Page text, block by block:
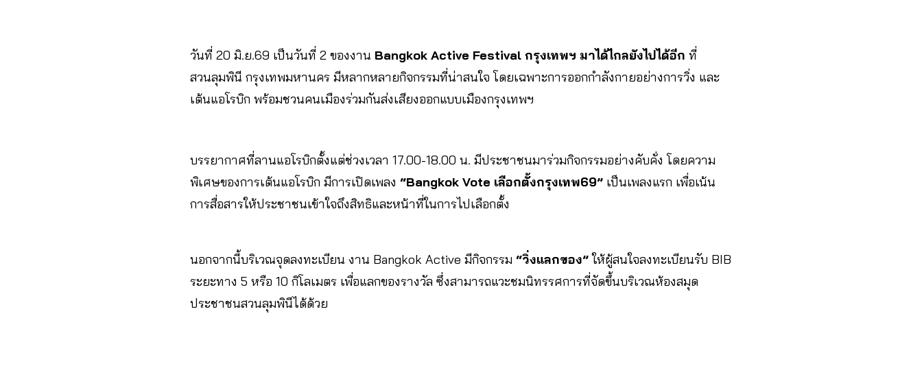
วันที่ 20 มิ.ย.69 เป็นวันที่ 2 ของงาน Bangkok Active Festival กรุงเทพฯ มาได้ไกลยังไปได้อีก ที่
สวนลุมพินี กรุงเทพมหานคร มีหลากหลายกิจกรรมที่น่าสนใจ โดยเฉพาะการออกกำลังกายอย่างการวิ่ง และ
เต้นแอโรบิก พร้อมชวนคนเมืองร่วมกันส่งเสียงออกแบบเมืองกรุงเทพฯ
บรรยากาศที่ลานแอโรบิกตั้งแต่ช่วงเวลา 17.00-18.00 น. มีประชาชนมาร่วมกิจกรรมอย่างคับคั่ง โดยความ
พิเศษของการเต้นแอโรบิก มีการเปิดเพลง “Bangkok Vote เลือกตั้งกรุงเทพ69” เป็นเพลงแรก เพื่อเน้น
การสื่อสารให้ประชาชนเข้าใจถึงสิทธิและหน้าที่ในการไปเลือกตั้ง
นอกจากนี้บริเวณจุดลงทะเบียน งาน Bangkok Active มีกิจกรรม “วิ่งแลกของ”ให้ผู้สนใจลงทะเบียนรับ BIB
ระยะทาง 5 หรือ 10 กิโลเมตร เพื่อแลกของรางวัล ซึ่งสามารถแวะชมนิทรรศการที่จัดขึ้นบริเวณห้องสมุด
ประชาชนสวนลุมพินีได้ด้วย